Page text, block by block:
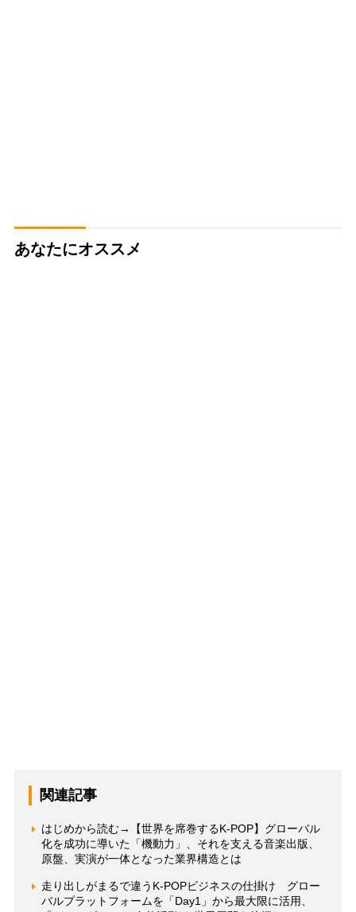
あなたにオススメ
関連記事
はじめから読む→【世界を席巻するK-POP】グローバル
化を成功に導いた「機動力」、それを支える音楽出版、
原盤、実演が一体となった業界構造とは
走り出しがまるで違うK-POPビジネスの仕掛け グロー
バルプラットフォームを「Day1」から最大限に活用、